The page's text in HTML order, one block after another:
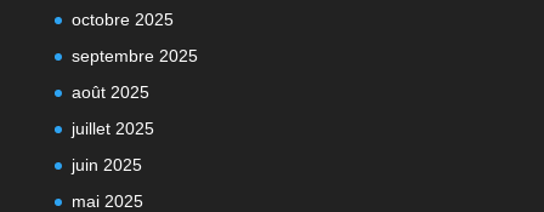
octobre 2025
septembre 2025
août 2025
juillet 2025
juin 2025
mai 2025